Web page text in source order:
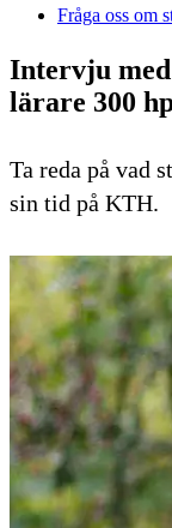
Fråga oss om
Intervju
lärare 300
Ta reda på vad
sin tid på KTH.